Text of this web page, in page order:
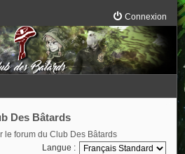
Connexion
Des Bâtards
le forum du Club Des Bâtards
Langue :